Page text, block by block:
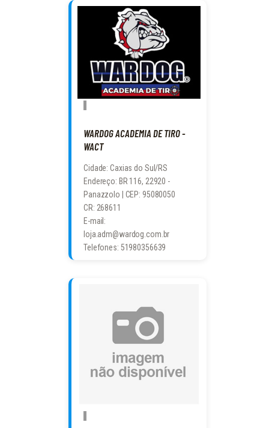
WARDOG ACADEMIA DE TIRO -
WACT
Cidade: Caxias do Sul/RS
Endereço: BR 116, 22920 -
Panazzolo | CEP: 95080050
CR: 268611
E-mail:
loja.adm@wardog.com.br
Telefones: 51980356639